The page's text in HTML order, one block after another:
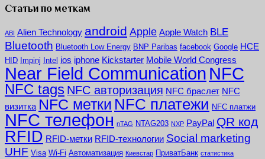
Статьи по меткам
ABI Alien Technology android Apple Apple Watch BLE
Bluetooth Bluetooth Low Energy BNP Paribas facebook Google HCE
HID Impinj Intel ios iphone Kickstarter Mobile World Congress
Near Field Communication NFC
NFC tags NFC авторизация NFC браслет NFC
визитка NFC метки NFC платежи NFC платжи
NFC телефон nTAG NTAG203 NXP PayPal QR код
RFID RFID-метки RFID-технологии Social marketing
UHF Visa Wi-Fi Автоматизация Киевстар ПриватБанк статистика